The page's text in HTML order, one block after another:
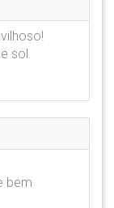
sol.
bem